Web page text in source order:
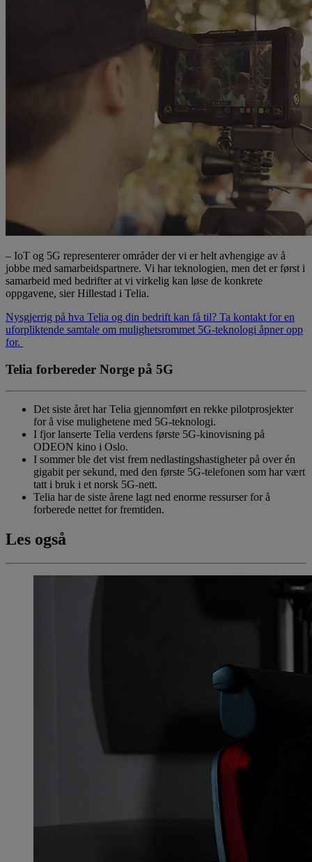
– IoT og 5G representerer områder der vi er helt avhengige av å
jobbe med samarbeidspartnere. Vi har teknologien, men det er først i
samarbeid med bedrifter at vi virkelig kan løse de konkrete
oppgavene, sier Hillestad i Telia.
Nysgjerrig på hva Telia og din bedrift kan få til? Ta kontakt for en
uforpliktende samtale om mulighetsrommet 5G-teknologi åpner opp
for.
Telia forbereder Norge på 5G
Det siste året har Telia gjennomført en rekke pilotprosjekter
for å vise mulighetene med 5G-teknologi.
I fjor lanserte Telia verdens første 5G-kinovisning på
ODEON kino i Oslo.
I sommer ble det vist frem nedlastingshastigheter på over én
gigabit per sekund, med den første 5G-telefonen som har vært
tatt i bruk i et norsk 5G-nett.
Telia har de siste årene lagt ned enorme ressurser for å
forberede nettet for fremtiden.
Les også